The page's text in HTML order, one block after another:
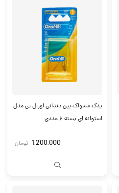
یدک مسواک بین دندانی اورال بی مدل
استوانه ای بسته ۶ عددی
1,200,000 تومان